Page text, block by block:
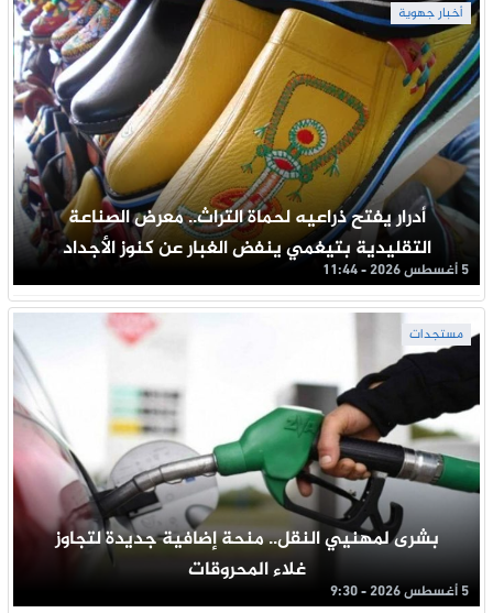
أخبار جهوية
أدرار يفتح ذراعيه لحماة التراث.. معرض الصناعة
التقليدية بتيغمي ينفض الغبار عن كنوز الأجداد
5 أغسطس 2026 - 11:44
مستجدات
بشرى لمهنيي النقل.. منحة إضافية جديدة لتجاوز
غلاء المحروقات
5 أغسطس 2026 - 9:30